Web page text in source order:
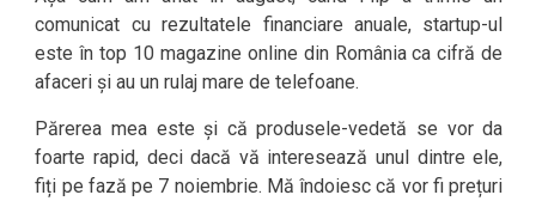
comunicat cu rezultatele financiare anuale, startup-ul
este în top 10 magazine online din România ca cifră de
afaceri și au un rulaj mare de telefoane.
Părerea mea este și că produsele-vedetă se vor da
foarte rapid, deci dacă vă interesează unul dintre ele,
fiți pe fază pe 7 noiembrie. Mă îndoiesc că vor fi prețuri